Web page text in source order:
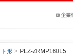
形 PLZ-ZRMP160L5